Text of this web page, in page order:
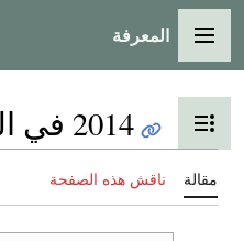
القائمة الرئيسية
المعرفة
تبديل عرض جدول المحتويات
2014 في الهند
مقالة ناقش هذه الصفحة